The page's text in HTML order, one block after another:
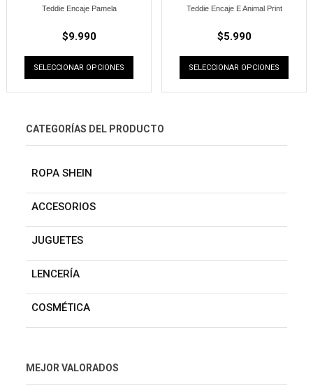
Teddie Encaje Pamela
$9.990
SELECCIONAR OPCIONES
Teddie Encaje E Animal Print
$5.990
SELECCIONAR OPCIONES
CATEGORÍAS DEL PRODUCTO
ROPA SHEIN
ACCESORIOS
JUGUETES
LENCERÍA
COSMÉTICA
MEJOR VALORADOS